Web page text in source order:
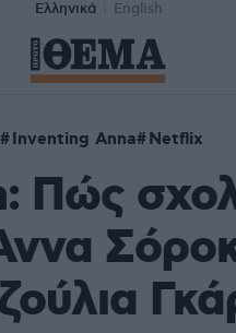
Ελληνικά English
Inventing Anna Netflix
Πώς